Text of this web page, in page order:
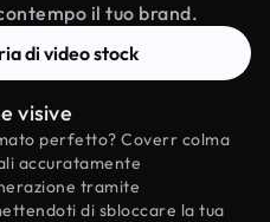
il tuo brand.
di video stock
visive
perfetto? Coverr colma
accuratamente
tramite
di sbloccare la tua